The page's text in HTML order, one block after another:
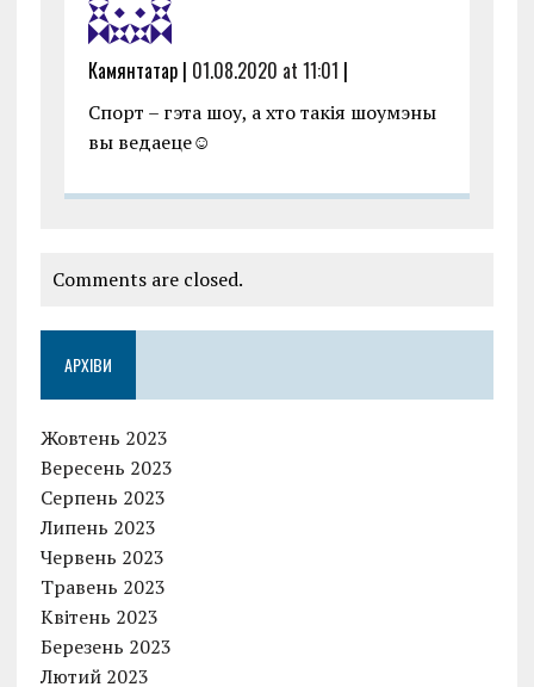
Камянтатар | 01.08.2020 at 11:01 |
Спорт – гэта шоу, а хто такія шоумэны
вы ведаеце☺
Comments are closed.
АРХІВИ
Жовтень 2023
Вересень 2023
Серпень 2023
Липень 2023
Червень 2023
Травень 2023
Квітень 2023
Березень 2023
Лютий 2023